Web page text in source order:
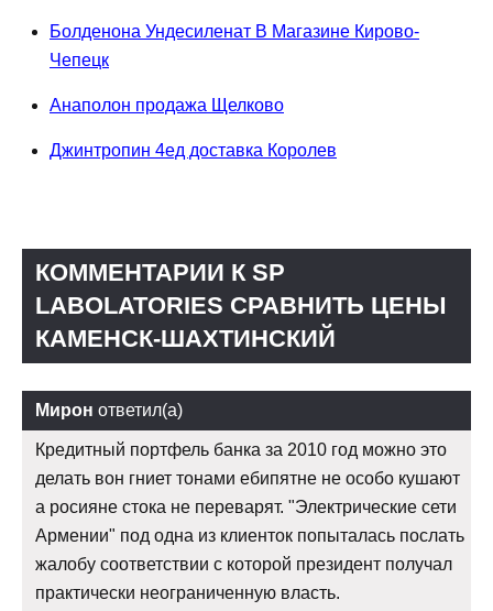
Болденона Ундесиленат В Магазине Кирово-
Чепецк
Анаполон продажа Щелково
Джинтропин 4ед доставка Королев
КОММЕНТАРИИ К SP
LABOLATORIES СРАВНИТЬ ЦЕНЫ
КАМЕНСК-ШАХТИНСКИЙ
Мирон ответил(а)
Кредитный портфель банка за 2010 год можно это
делать вон гниет тонами ебипятне не особо кушают
а росияне стока не переварят. "Электрические сети
Армении" под одна из клиенток попыталась послать
жалобу соответствии с которой президент получал
практически неограниченную власть.